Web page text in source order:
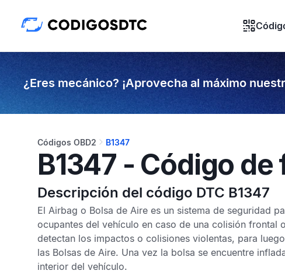
¿Eres mecánico? ¡Aprovecha al máximo
Códigos OBD2 B1347
B1347 - Código de
Descripción del código DTC B1347
El Airbag o Bolsa de Aire es un sistema de seguridad
ocupantes del vehículo en caso de una colisión frontal
detectan los impactos o colisiones violentas, para
las Bolsas de Aire. Una vez la bolsa se encuentre
interior del vehículo.